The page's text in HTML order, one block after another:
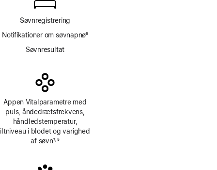
Søvnregistrering
Notifikationer om søvnapnø6
Søvnresultat
Appen Vitalparametre med
puls, åndedrætsfrekvens,
håndledstemperatur,
iltniveau i blodet og varighed
af søvn7, 5